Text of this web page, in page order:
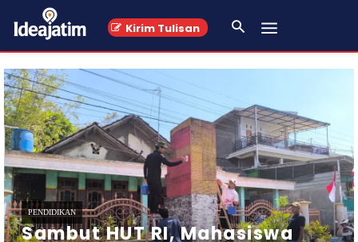
Kirim Tulisan
PERISTIWA
Helikopter Basarnas